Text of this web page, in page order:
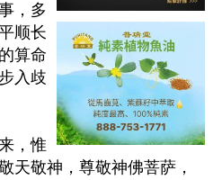
，多
顺长
算命
入歧
，惟
天敬神，尊敬神佛菩萨，